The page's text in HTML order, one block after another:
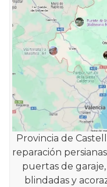
Provincia de
reparación
puertas de
blindadas y